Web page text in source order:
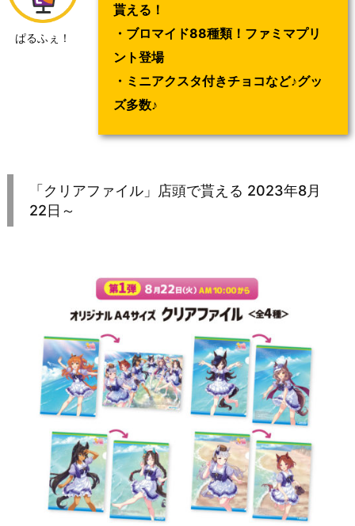
ぱるふぇ！
貰える！
・ブロマイド88種類！ファミマプリ
ント登場
・ミニアクスタ付きチョコなど♪グッ
ズ多数♪
「クリアファイル」店頭で貰える 2023年8月
22日～